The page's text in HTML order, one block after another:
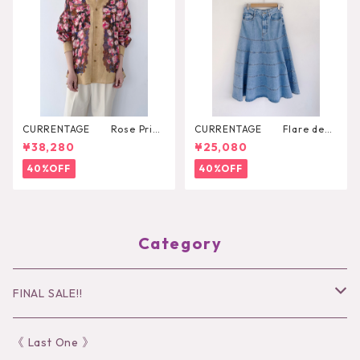
CURRENTAGE Rose Print
Shirt
¥38,280
40%OFF
CURRENTAGE Flare deni
m skirt
¥25,080
40%OFF
Category
FINAL SALE!!
30％OFF
《 Last One 》